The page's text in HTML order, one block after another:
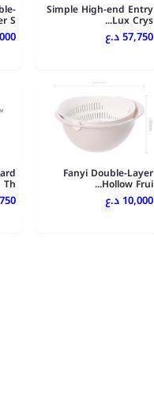
Simple High-end Entry
Lux Crys...
57,750 د.ع
S...
Fanyi Double-Layer
Hollow Frui...
10,000 د.ع